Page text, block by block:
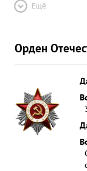
Ещё
Орден